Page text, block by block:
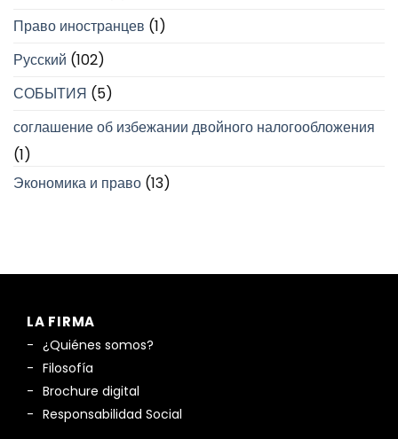
Право иностранцев (1)
Русский (102)
СОБЫТИЯ (5)
соглашение об избежании двойного налогообложения
(1)
Экономика и право (13)
LA FIRMA
¿Quiénes somos?
Filosofía
Brochure digital
Responsabilidad Social